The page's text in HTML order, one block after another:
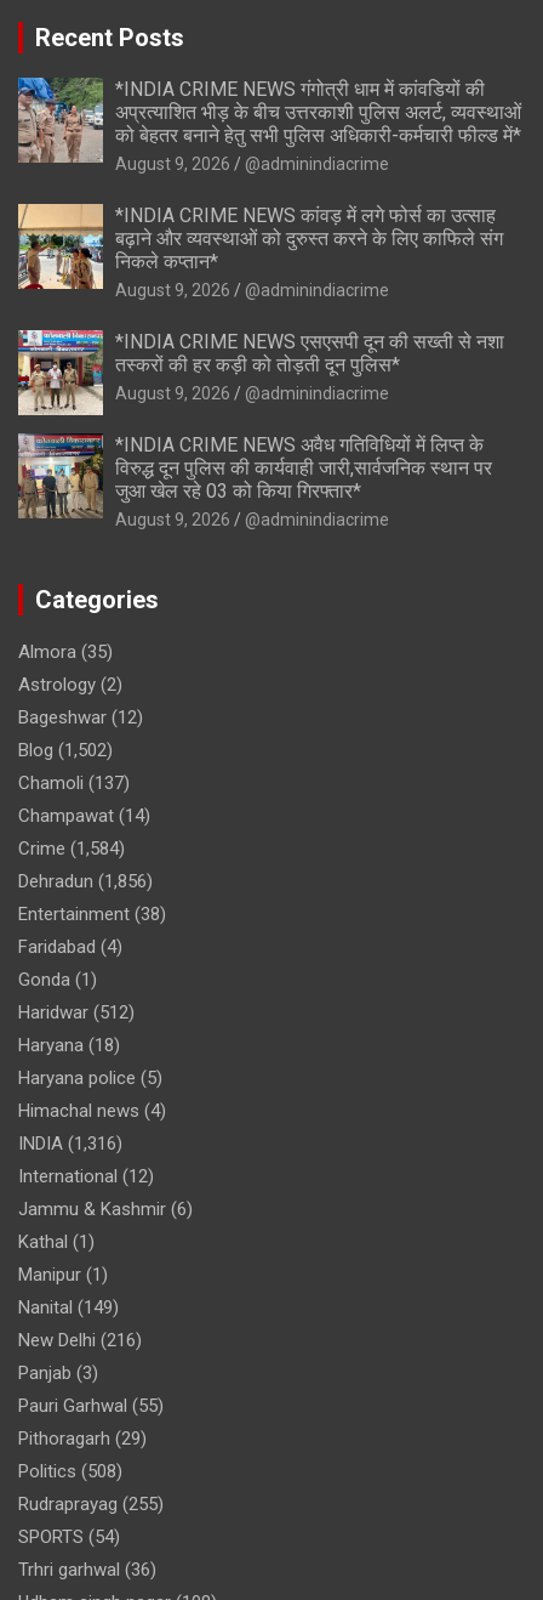
Recent Posts
*INDIA CRIME NEWS गंगोत्री धाम में कांवडियों की
अप्रत्याशित भीड़ के बीच उत्तरकाशी पुलिस अलर्ट, व्यवस्थाओं
को बेहतर बनाने हेतु सभी पुलिस अधिकारी-कर्मचारी फील्ड में*
August 9, 2026 @adminindiacrime
*INDIA CRIME NEWS कांवड़ में लगे फोर्स का उत्साह
बढ़ाने और व्यवस्थाओं को दुरुस्त करने के लिए काफिले संग
निकले कप्तान*
August 9, 2026 @adminindiacrime
*INDIA CRIME NEWS एसएसपी दून की सख्ती से नशा
तस्करों की हर कड़ी को तोड़ती दून पुलिस*
August 9, 2026 @adminindiacrime
*INDIA CRIME NEWS अवैध गतिविधियों में लिप्त के
विरुद्ध दून पुलिस की कार्यवाही जारी,सार्वजनिक स्थान पर
जुआ खेल रहे 03 को किया गिरफ्तार*
August 9, 2026 @adminindiacrime
Categories
Almora (35)
Astrology (2)
Bageshwar (12)
Blog (1,502)
Chamoli (137)
Champawat (14)
Crime (1,584)
Dehradun (1,856)
Entertainment (38)
Faridabad (4)
Gonda (1)
Haridwar (512)
Haryana (18)
Haryana police (5)
Himachal news (4)
INDIA (1,316)
International (12)
Jammu & Kashmir (6)
Kathal (1)
Manipur (1)
Nanital (149)
New Delhi (216)
Panjab (3)
Pauri Garhwal (55)
Pithoragarh (29)
Politics (508)
Rudraprayag (255)
SPORTS (54)
Trhri garhwal (36)